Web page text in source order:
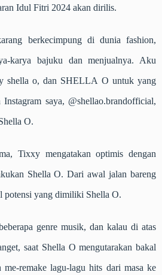
Idul Fitri 2024 akan dirilis.
berkecimpung di dunia fashion,
karya bajuku dan menjualnya. Aku
shella o, dan SHELLA O untuk yang
saya, @shellao.brandofficial,
O.
Tixxy mengatakan optimis dengan
Shella O. Dari awal jalan bareng
potensi yang dimiliki Shella O.
genre musik, dan kalau di atas
saat Shella O mengutarakan bakal
remake lagu-lagu hits dari masa ke